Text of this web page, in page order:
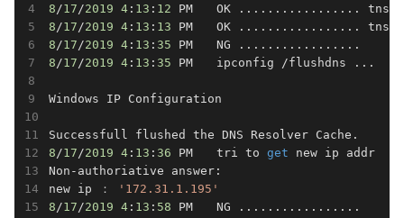
8 /17 /2019 4 : 13 : 12 PM　　OK .................
8 /17 /2019 4 : 13 : 13 PM　　OK .................
8 /17 /2019 4 : 13 : 35
8 /17 /2019 4 : 13 : 35 PM　　ipconfig /flushdns ...
Windows IP Configuration
8 /17 /2019 4 : 13 : 36 PM　　tri to get new ip addr
Non-authoriative answer:
new ip ：
'172.31.1.195'
8 /17 /2019 4 : 13 : 58